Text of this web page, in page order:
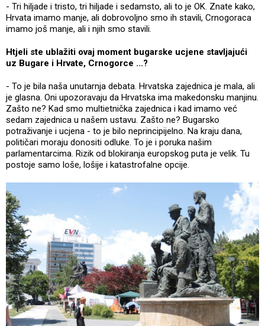
- Tri hiljade i tristo, tri hiljade i sedamsto, ali to je OK. Znate kako,
Hrvata imamo manje, ali dobrovoljno smo ih stavili, Crnogoraca
imamo još manje, ali i njih smo stavili.
Htjeli ste ublažiti ovaj moment bugarske ucjene stavljajući
uz Bugare i Hrvate, Crnogorce ...?
- To je bila naša unutarnja debata. Hrvatska zajednica je mala, ali
je glasna. Oni upozoravaju da Hrvatska ima makedonsku manjinu.
Zašto ne? Kad smo multietnička zajednica i kad imamo već
sedam zajednica u našem ustavu. Zašto ne? Bugarsko
potraživanje i ucjena - to je bilo neprincipijelno. Na kraju dana,
političari moraju donositi odluke. To je i poruka našim
parlamentarcima. Rizik od blokiranja europskog puta je velik. Tu
postoje samo loše, lošije i katastrofalne opcije.